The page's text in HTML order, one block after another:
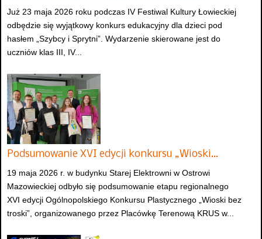
Już 23 maja 2026 roku podczas IV Festiwal Kultury Łowieckiej
odbędzie się wyjątkowy konkurs edukacyjny dla dzieci pod
hasłem „Szybcy i Sprytni”. Wydarzenie skierowane jest do
uczniów klas III, IV...
Podsumowanie XVI edycji konkursu „Wioski…
19 maja 2026 r. w budynku Starej Elektrowni w Ostrowi
Mazowieckiej odbyło się podsumowanie etapu regionalnego
XVI edycji Ogólnopolskiego Konkursu Plastycznego „Wioski bez
troski”, organizowanego przez Placówkę Terenową KRUS w...